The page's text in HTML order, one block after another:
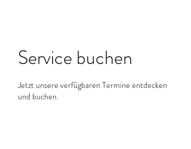
Service buchen
Jetzt unsere verfügbaren Termine entdecken
und buchen.